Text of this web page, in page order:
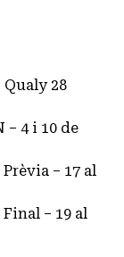
28
– 4 i 10 de
Prèvia – 17 al
Final – 19 al